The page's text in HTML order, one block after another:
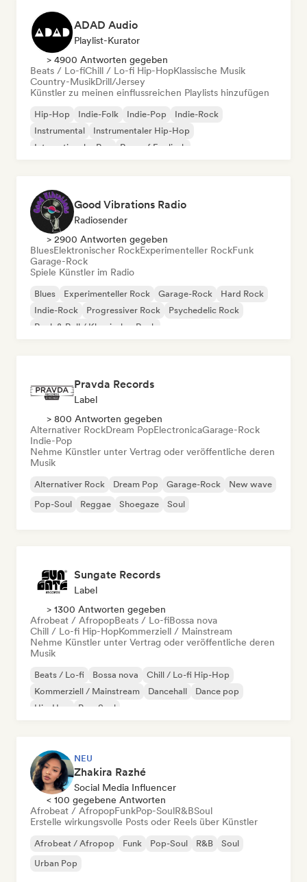
ADAD Audio
Playlist-Kurator
> 4900 Antworten gegeben
Beats / Lo-fiChill / Lo-fi Hip-HopKlassische Musik
Country-MusikDrill/Jersey
Künstler zu meinen einflussreichen Playlists hinzufügen
Hip-Hop Indie-Folk Indie-Pop
Indie-Rock
Instrumental
Instrumentaler Hip-Hop
Internationaler Rap
Rap auf Englisch
Good Vibrations Radio
Radiosender
> 2900 Antworten gegeben
BluesElektronischer RockExperimenteller RockFunk
Garage-Rock
Spiele Künstler im Radio
Blues Experimenteller Rock Garage-Rock
Hard Rock
Indie-Rock
Progressiver Rock
Psychedelic Rock
Rock & Roll / Klassischer Rock
Pravda Records
Label
> 800 Antworten gegeben
Alternativer RockDream PopElectronicaGarage-Rock
Indie-Pop
Nehme Künstler unter Vertrag oder veröffentliche deren
Musik
Alternativer Rock Dream Pop Garage-Rock
New wave
Pop-Soul
Reggae Shoegaze Soul
Sungate Records
Label
> 1300 Antworten gegeben
Afrobeat / AfropopBeats / Lo-fiBossa nova
Chill / Lo-fi Hip-HopKommerziell / Mainstream
Nehme Künstler unter Vertrag oder veröffentliche deren
Musik
Beats / Lo-fi Bossa nova
Chill / Lo-fi Hip-Hop
Kommerziell / Mainstream
Dancehall
Dance pop
Hip-Hop
Pop-Soul
NEU
Zhakira Razhé
Social Media Influencer
< 100 gegebene Antworten
Afrobeat / AfropopFunkPop-SoulR&BSoul
Erstelle wirkungsvolle Posts oder Reels über Künstler
Afrobeat / Afropop Funk Pop-Soul R&B
Soul
Urban Pop